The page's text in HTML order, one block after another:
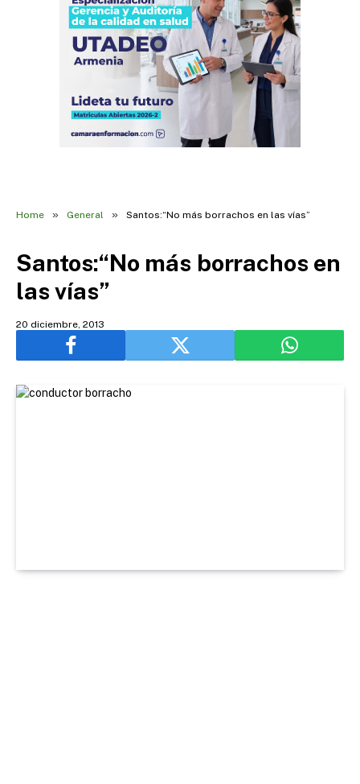
Home » General » Santos:“No más borrachos en las vías”
Santos:“No más borrachos en
las vías”
20 diciembre, 2013